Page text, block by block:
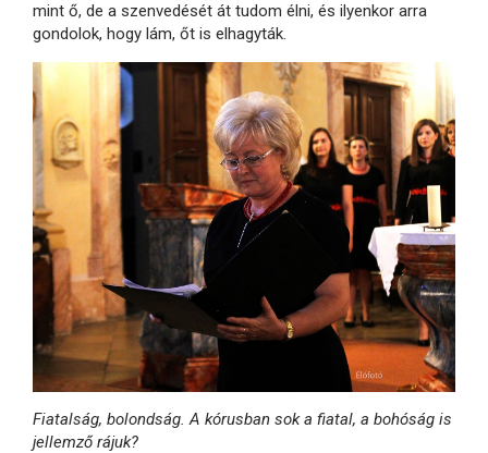
mint ő, de a szenvedését át tudom élni, és ilyenkor arra
gondolok, hogy lám, őt is elhagyták.
Fiatalság, bolondság. A kórusban sok a fiatal, a bohóság is
jellemző rájuk?